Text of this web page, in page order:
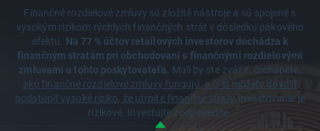
Finančné rozdielové zmluvy sú zložité nástroje a sú spojené s
vysokým rizikom rýchlych finančných strát v dôsledku pákového
efektu. Na 77 % účtov retailových investorov dochádza k
finančným stratám pri obchodovaní s finančnými rozdielovými
zmluvami u tohto poskytovateľa. Mali by ste zvážiť, či chápete,
ako finančné rozdielové zmluvy fungujú, a či si môžete dovoliť
podstúpiť vysoké riziko, že utrpíte finančné straty. Investovanie je
rizikové. Investujte zodpovedne.